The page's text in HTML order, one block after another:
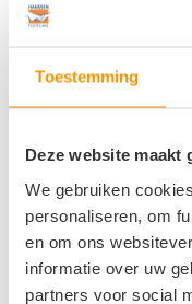
Toestemming
Deze website maakt
We gebruiken
personaliseren, om
en om ons
informatie over uw
partners voor social
Een hallux limitus of
benaming voor
grote teengewricht.